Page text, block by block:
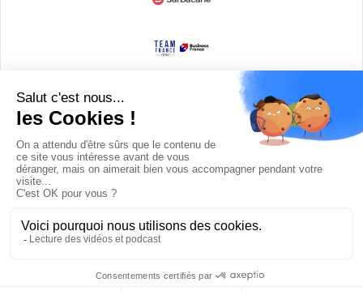
Devenir partenaire
© Copyright 2008 / 2026,DECODE MEDIA, The Innovation Media
Company.All Rights Reserved
TwitterRSS